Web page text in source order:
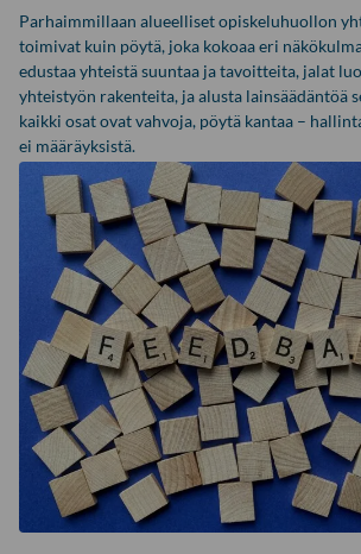
Parhaimmillaan alueelliset opiskeluhuollon
toimivat kuin pöytä, joka kokoaa eri
edustaa yhteistä suuntaa ja tavoitteita, jalat
yhteistyön rakenteita, ja alusta lainsäädäntöä
kaikki osat ovat vahvoja, pöytä kantaa –
ei määräyksistä.